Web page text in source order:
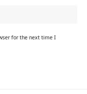
for the next time I